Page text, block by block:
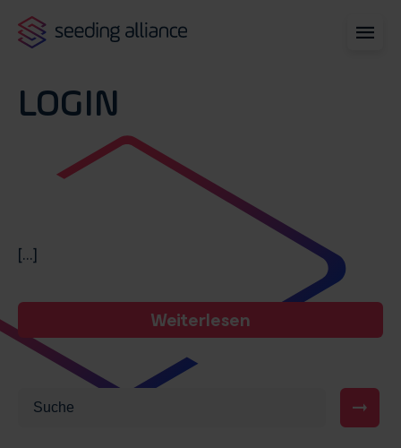
LOGIN
[...]
Weiterlesen